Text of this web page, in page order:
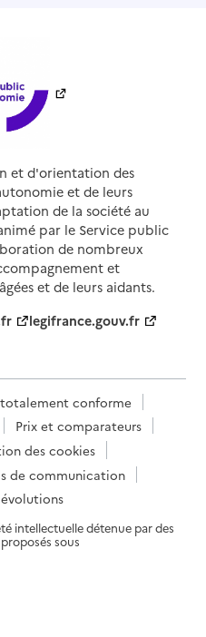
et d'orientation des
et de leurs
de la société au
par le Service public
de nombreux
et
et de leurs aidants.
legifrance.gouv.fr
conforme
Prix et comparateurs
des cookies
de communication
intellectuelle détenue par des
sous